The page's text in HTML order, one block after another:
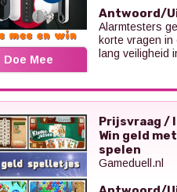
Doe Mee
Antwoord/
Alarmtesters
korte vragen in
lang veiligheid
Prijsvraag /
Win geld
spelen
Gameduell.nl